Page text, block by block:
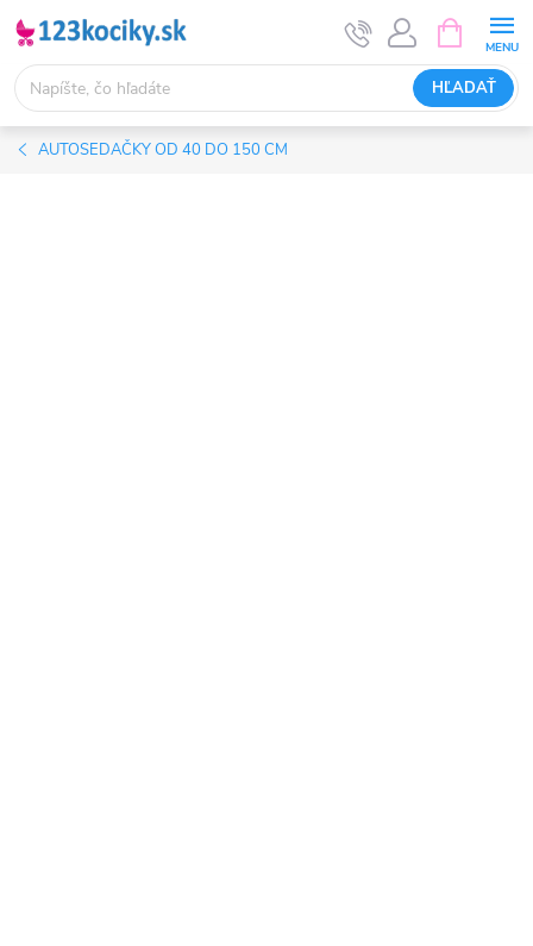
Prejsť
obsah
HĽADAŤ
KOŠÍK
AUTOSEDAČKY OD 40 DO 150 CM